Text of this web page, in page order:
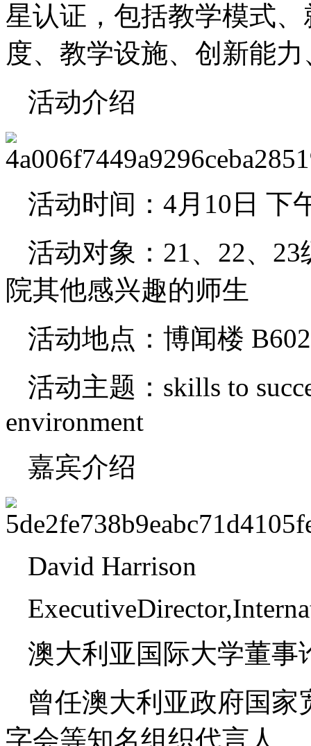
星认证，包括教学模式
度、教学设施、创新能
活动介绍
活动时间：4月10日 下
活动对象：21、22、
院其他感兴趣的师生
活动地点：博闻楼 B602
活动主题：skills to
environment
嘉宾介绍
David Harrison
澳大利亚国际大学董事
曾任澳大利亚政府国
字会等知名组织代言人